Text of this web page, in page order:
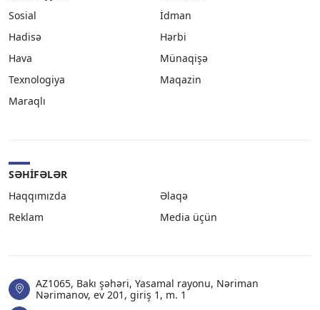
Sosial
İdman
Hadisə
Hərbi
Hava
Münaqişə
Texnologiya
Maqazin
Maraqlı
SƏHIFƏLƏR
Haqqımızda
Əlaqə
Reklam
Media üçün
AZ1065, Bakı şəhəri, Yasamal rayonu, Nəriman
Nərimanov, ev 201, giriş 1, m. 1